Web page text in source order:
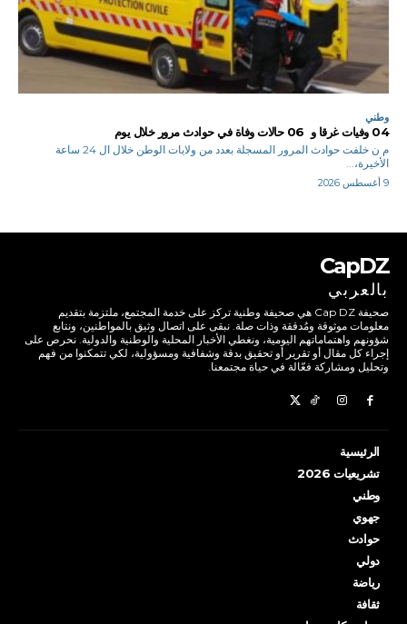
وطني
04 وفيات غرقا و 06 حالات وفاة في حوادث مرور خلال يوم
م ن خلفت حوادث المرور المسجلة بعدد من ولايات الوطن خلال ال 24 ساعة
الأخيرة،...
9 أغسطس 2026
CapDZ
بالعربي
صحيفة Cap DZ هي صحيفة وطنية تركز على خدمة المجتمع، ملتزمة بتقديم
معلومات موثوقة ومُدققة وذات صلة. نبقى على اتصال وثيق بالمواطنين، ونتابع
شؤونهم واهتماماتهم اليومية، ونغطي الأخبار المحلية والوطنية والدولية. نحرص على
إجراء كل مقال أو تقرير أو تحقيق بدقة وشفافية ومسؤولية، لكي تتمكنوا من فهم
وتحليل ومشاركة فعّالة في حياة مجتمعنا.
الرئيسية
تشريعيات 2026
وطني
جهوي
حوادث
دولي
رياضة
ثقافة